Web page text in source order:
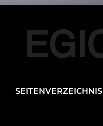
SEITENVERZEICHNIS